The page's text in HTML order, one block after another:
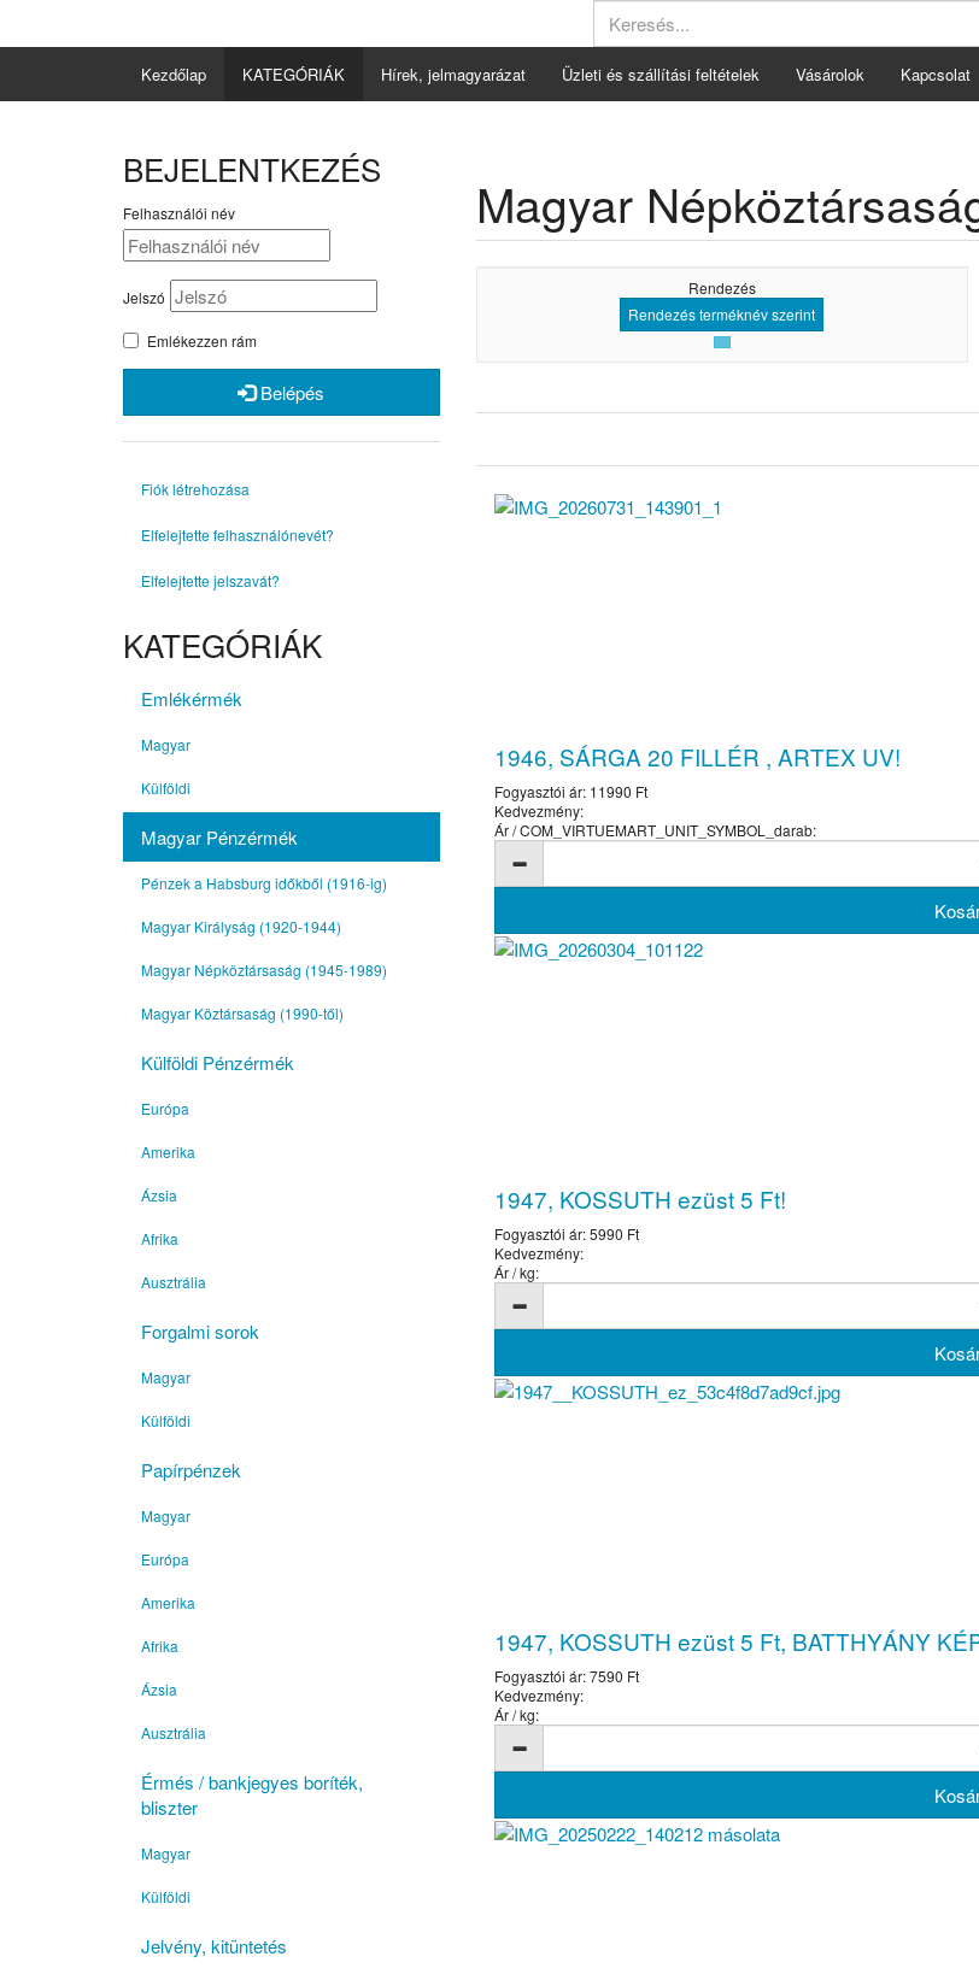
Kezdőlap KATEGÓRIÁK Hírek, jelmagyarázat Üzleti és szállítási feltételek Vásárolok Kapcsolat
Magyar
Rendezés
Rendezés terméknév szerint
1946, SÁRGA 20 FILLÉR , ARTEX UV!
Fogyasztói ár: 11990 Ft
Kedvezmény:
Ár / COM_VIRTUEMART_UNIT_SYMBOL_darab:
1947, KOSSUTH ezüst 5 Ft!
Fogyasztói ár:5990 Ft
Kedvezmény:
Ár / kg:
1947, KOSSUTH ezüst 5 Ft, BATTHYÁNY
Fogyasztói ár:7590 Ft
Kedvezmény:
Ár / kg:
BEJELENTKEZÉS
Felhasználói név
Jelszó
Emlékezzen rám
Belépés
Fiók létrehozása
Elfelejtette felhasználónevét?
Elfelejtette jelszavát?
KATEGÓRIÁK
Emlékérmék
Magyar
Külföldi
Magyar Pénzérmék
Pénzek a Habsburg időkből (1916-ig)
Magyar Királyság (1920-1944)
Magyar Népköztársaság (1945-1989)
Magyar Köztársaság (1990-től)
Külföldi Pénzérmék
Európa
Amerika
Ázsia
Afrika
Ausztrália
Forgalmi sorok
Magyar
Külföldi
Papírpénzek
Magyar
Európa
Amerika
Afrika
Ázsia
Ausztrália
Érmés / bankjegyes boríték,
bliszter
Magyar
Külföldi
Jelvény, kitüntetés